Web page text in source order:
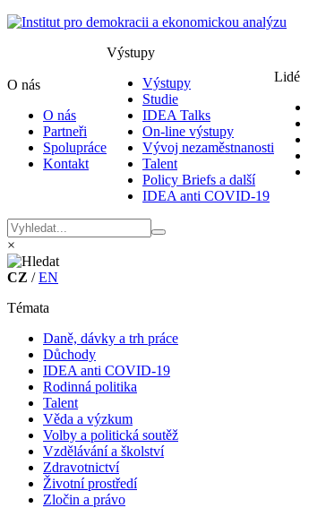
O nás
O nás
Partneři
Spolupráce
Kontakt
Výstupy
Výstupy
Studie
IDEA Talks
On-line výstupy
Vývoj nezaměstnanosti
Talent
Policy Briefs a další
IDEA anti COVID-19
Lidé
×
CZ /EN
Témata
Daně, dávky a trh práce
Důchody
IDEA anti COVID-19
Rodinná politika
Talent
Věda a výzkum
Volby a politická soutěž
Vzdělávání a školství
Zdravotnictví
Životní prostředí
Zločin a právo